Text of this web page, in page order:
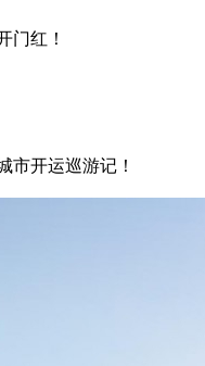
门红！
开运巡游记！